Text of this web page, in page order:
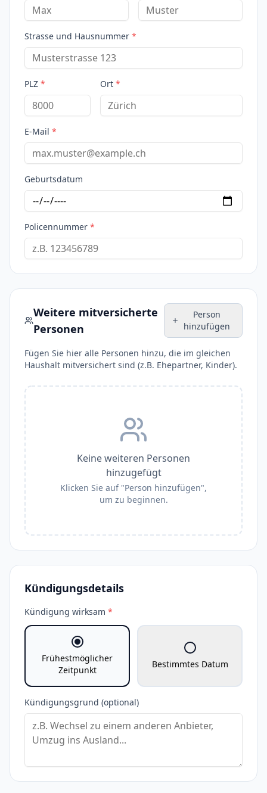
Strasse und Hausnummer *
PLZ * Ort *
E-Mail *
Geburtsdatum
Policennummer *
Weitere mitversicherte
Personen
Person
hinzufügen
Fügen Sie hier alle Personen hinzu, die im gleichen
Haushalt mitversichert sind (z.B. Ehepartner, Kinder).
Keine weiteren Personen
hinzugefügt
Klicken Sie auf "Person hinzufügen",
um zu beginnen.
Kündigungsdetails
Kündigung wirksam *
Frühestmöglicher
Zeitpunkt
Bestimmtes Datum
Kündigungsgrund (optional)